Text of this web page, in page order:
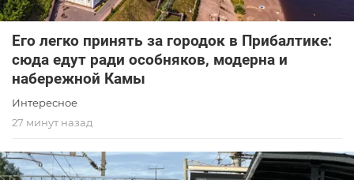
Его легко принять за городок в Прибалтике:
сюда едут ради особняков, модерна и
набережной Камы
Интересное
27 минут назад